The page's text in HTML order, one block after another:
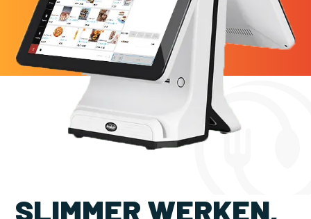
SLIMMER WERKEN,